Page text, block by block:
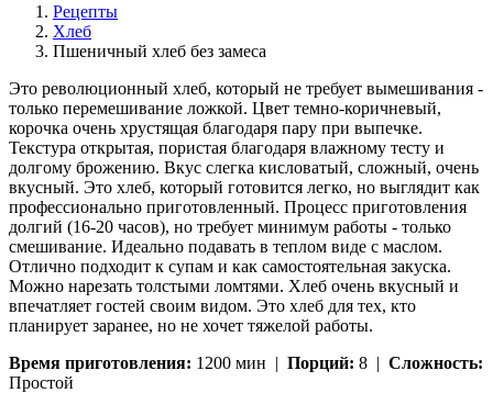
Рецепты
Хлеб
Пшеничный хлеб без замеса
Это революционный хлеб, который не требует вымешивания -
только перемешивание ложкой. Цвет темно-коричневый,
корочка очень хрустящая благодаря пару при выпечке.
Текстура открытая, пористая благодаря влажному тесту и
долгому брожению. Вкус слегка кисловатый, сложный, очень
вкусный. Это хлеб, который готовится легко, но выглядит как
профессионально приготовленный. Процесс приготовления
долгий (16-20 часов), но требует минимум работы - только
смешивание. Идеально подавать в теплом виде с маслом.
Отлично подходит к супам и как самостоятельная закуска.
Можно нарезать толстыми ломтями. Хлеб очень вкусный и
впечатляет гостей своим видом. Это хлеб для тех, кто
планирует заранее, но не хочет тяжелой работы.
Время приготовления: 1200 мин | Порций: 8 | Сложность:
Простой